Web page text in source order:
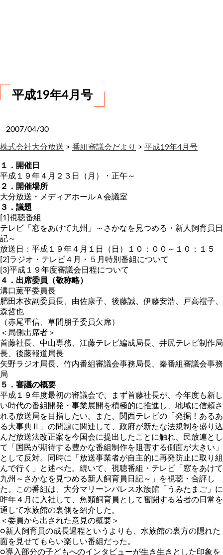
平成19年4月号
2007/04/30
株式会社大分放送 > 番組審議会だより > 平成19年4月号
１．開催日
平成１９年４月２３日（月）・正午～
２．開催場所
大分放送・メディアホールＡ会議室
３．議題
[1]視聴番組
テレビ「窓をあけて九州」～さかなを見つめる・新人飼育員日
記～
放送日：平成１９年４月１日（日）１０：００～１０：１５
[2]ラジオ・テレビ４月・５月特別番組について
[3]平成１９年度審議会日程について
４．出席委員（敬称略）
溝口薫平委員長
肥田木孜副委員長、由佐康子、後藤誠、伊藤安浩、戸高禮子、
森哲也
（赤尾重信、草間朋子委員欠席）
＜局側出席者＞
首藤社長、中山専務、江藤テレビ編成局長、井尻テレビ制作局
長、後藤報道局長
矢野ラジオ局長、竹内番組審議会事務局長、秦番組審議会事務
局
５．審議の概要
平成１９年度最初の審議会で、まず首藤社長が、今年度も新し
い時代の番組開発・事業展開を積極的に推進し、地域に信頼さ
れる放送局を目指したい。また、関西テレビの「発掘！あるあ
る大事典Ⅱ」の問題に関連して、政府が新たな法規制を盛り込
んだ放送法改正案を今国会に提出したことに触れ、民放連とし
て「国民が期待する豊かな番組制作を阻害する側面が大きい」
として反対。同時に「放送事業者が自主的に再発防止に取り組
んで行く」と述べた。続いて、視聴番組・テレビ「窓をあけて
九州～さかなを見つめる新人飼育員日記～」を視聴・合評し
た。この番組は、大分マリーンパレス水族館「うみたまご」に
昨年４月に入社して、魚類飼育員として奮闘する若者の日常を
通して水族館の裏側を紹介した。
＜委員から出された意見の概要＞
○新人飼育員の成長過程というよりも、水族館の裏方の隠れた
面を見せてもらい楽しい番組だった。
○導入部分の子どもへのインタビューが生き生きとした印象を